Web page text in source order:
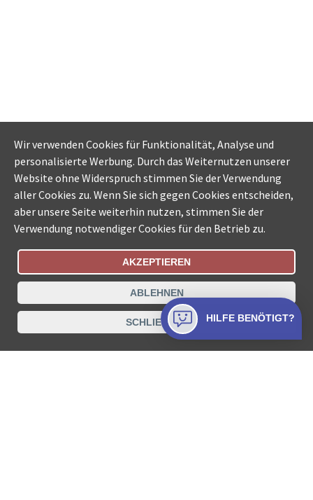
Bestellungsstatus Ämtersuche der Schweiz
Datenschutz Impressum Nutzungsbestimmungen
Kontakt
Wir verwenden Cookies für Funktionalität, Analyse und
personalisierte Werbung. Durch das Weiternutzen unserer
Website ohne Widerspruch stimmen Sie der Verwendung
aller Cookies zu. Wenn Sie sich gegen Cookies entscheiden,
aber unsere Seite weiterhin nutzen, stimmen Sie der
Verwendung notwendiger Cookies für den Betrieb zu.
AKZEPTIEREN
ABLEHNEN
SCHLIESSEN HILFE BENÖTIGT?